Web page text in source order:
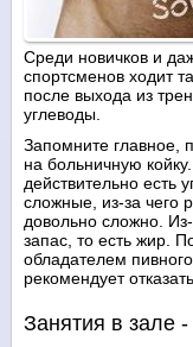
Среди новичков и
спортсменов ходит
после выхода из
углеводы.
Запомните главное,
на больничную
действительно есть
сложные, из-за чего
довольно сложно.
запас, то есть жир.
обладателем
рекомендует
Занятия в зале